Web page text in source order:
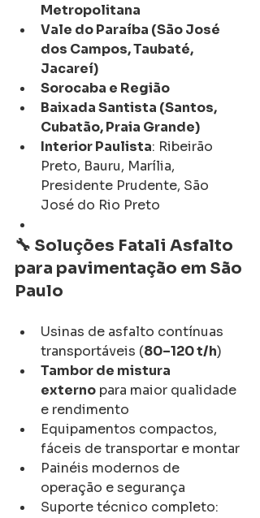
Metropolitana
Vale do Paraíba (São José
dos Campos, Taubaté,
Jacareí)
Sorocaba e Região
Baixada Santista (Santos,
Cubatão, Praia Grande)
Interior Paulista: Ribeirão
Preto, Bauru, Marília,
Presidente Prudente, São
José do Rio Preto
🔧 Soluções Fatali Asfalto
para pavimentação em São
Paulo
Usinas de asfalto contínuas
transportáveis (80–120 t/h)
Tambor de mistura
externo para maior qualidade
e rendimento
Equipamentos compactos,
fáceis de transportar e montar
Painéis modernos de
operação e segurança
Suporte técnico completo: